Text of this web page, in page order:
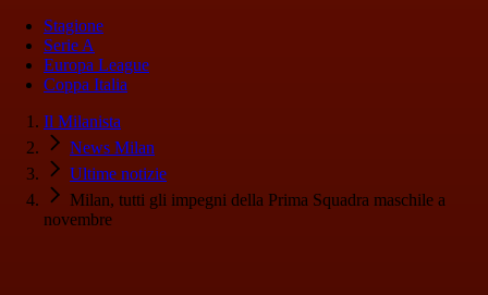
Stagione
Serie A
Europa League
Coppa Italia
Il Milanista
News Milan
Ultime notizie
Milan, tutti gli impegni della Prima Squadra maschile a
novembre